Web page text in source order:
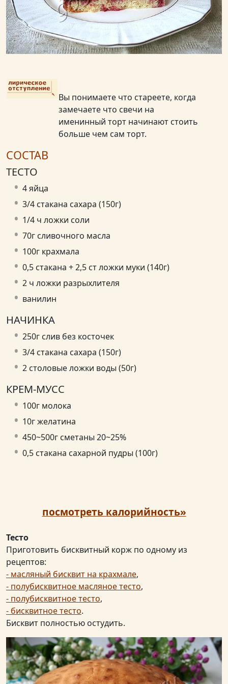
Вы понимаете что стареете, когда
замечаете что свечи на
именинный торт начинают стоить
больше чем сам торт.
СОСТАВ
ТЕСТО
4 яйца
3/4 стакана сахара (150г)
1/4 ч ложки соли
70г сливочного масла
100г крахмала
0,5 стакана + 2,5 ст ложки муки (140г)
2 ч ложки разрыхлителя
ванилин
НАЧИНКА
250г слив без косточек
3/4 стакана сахара (150г)
2 столовые ложки воды (50г)
КРЕМ-МУСС
100г молока
10г желатина
450~500г сметаны 20~25%
0,5 стакана сахарной пудры (100г)
посмотреть калорийность»
Тесто
Приготовить бисквитный корж по одному из
рецептов:
- масляный бисквит на крахмале,
- полубисквитное масляное тесто,
- полубисквитное тесто,
- бисквитное тесто.
Бисквит полностью остудить.